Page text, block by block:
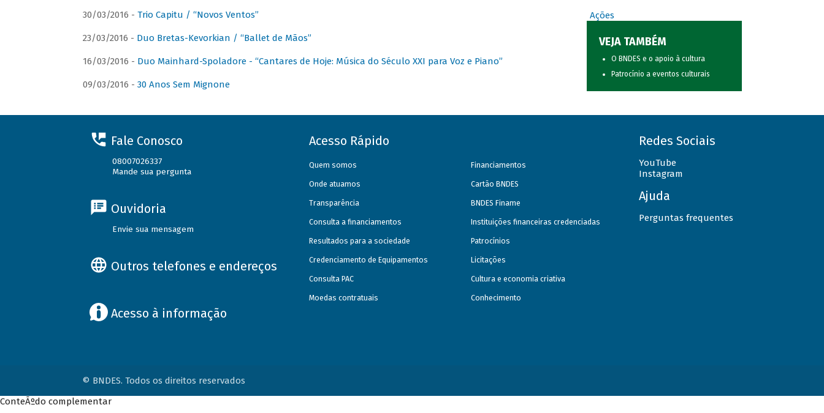
30/03/2016 - Trio Capitu / “Novos Ventos”
23/03/2016 - Duo Bretas-Kevorkian / “Ballet de Mãos”
16/03/2016 - Duo Mainhard-Spoladore - “Cantares de Hoje: Música do Século XXI para Voz e Piano”
09/03/2016 - 30 Anos Sem Mignone
Ações
VEJA TAMBÉM
O BNDES e o apoio à cultura
Patrocínio a eventos culturais
Fale Conosco
08007026337
Mande sua pergunta
Ouvidoria
Envie sua mensagem
Outros telefones e endereços
Acesso à informação
Acesso Rápido
Quem somos
Onde atuamos
Transparência
Consulta a financiamentos
Resultados para a sociedade
Credenciamento de Equipamentos
Consulta PAC
Moedas contratuais
Financiamentos
Cartão BNDES
BNDES Finame
Instituições financeiras credenciadas
Patrocínios
Licitações
Cultura e economia criativa
Conhecimento
Redes Sociais
YouTube
Instagram
Ajuda
Perguntas frequentes
© BNDES. Todos os direitos reservados
ConteÃºdo complementar